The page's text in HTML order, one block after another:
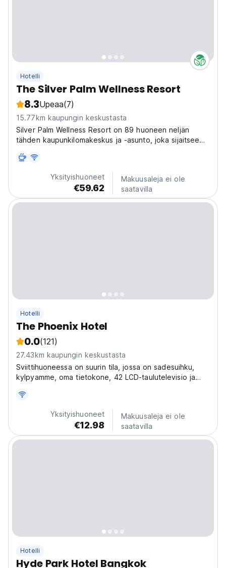
Hotelli
The Silver Palm Wellness Resort
8.3Upeaa(7)
15.77km kaupungin keskustasta
Silver Palm Wellness Resort on 89 huoneen neljän
tähden kaupunkilomakeskus ja -asunto, joka sijaitsee
Yksityishuoneet
€59.62
Makuusaleja ei ole
saatavilla
Hotelli
The Phoenix Hotel
0.0(121)
27.43km kaupungin keskustasta
Sviittihuoneessa on suurin tila, jossa on sadesuihku,
kylpyamme, oma tietokone, 42 LCD-taulutelevisio ja
Yksityishuoneet
€12.98
Makuusaleja ei ole
saatavilla
Hotelli
Hyde Park Hotel Bangkok